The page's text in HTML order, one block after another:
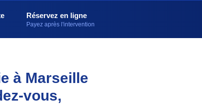
Réservez en ligne
Payez après l'intervention
à Marseille
vous,